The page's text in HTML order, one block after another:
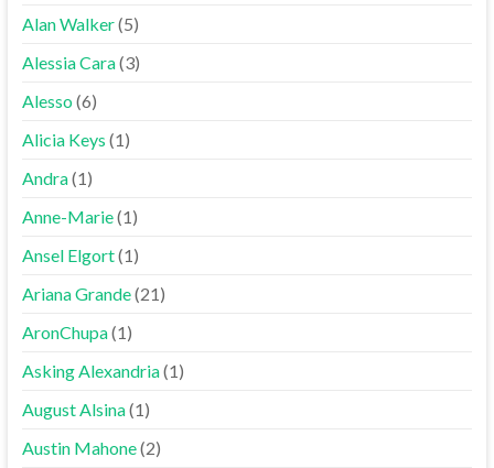
Alan Walker(5)
Alessia Cara(3)
Alesso(6)
Alicia Keys (1)
Andra(1)
Anne-Marie(1)
Ansel Elgort(1)
Ariana Grande(21)
AronChupa(1)
Asking Alexandria(1)
August Alsina(1)
Austin Mahone(2)